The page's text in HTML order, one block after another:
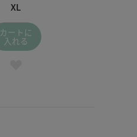
XL
カートに
入れる